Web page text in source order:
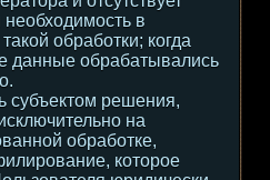
в
обработки; когда
данные обрабатывались
субъектом решения,
на
обработке,
которое